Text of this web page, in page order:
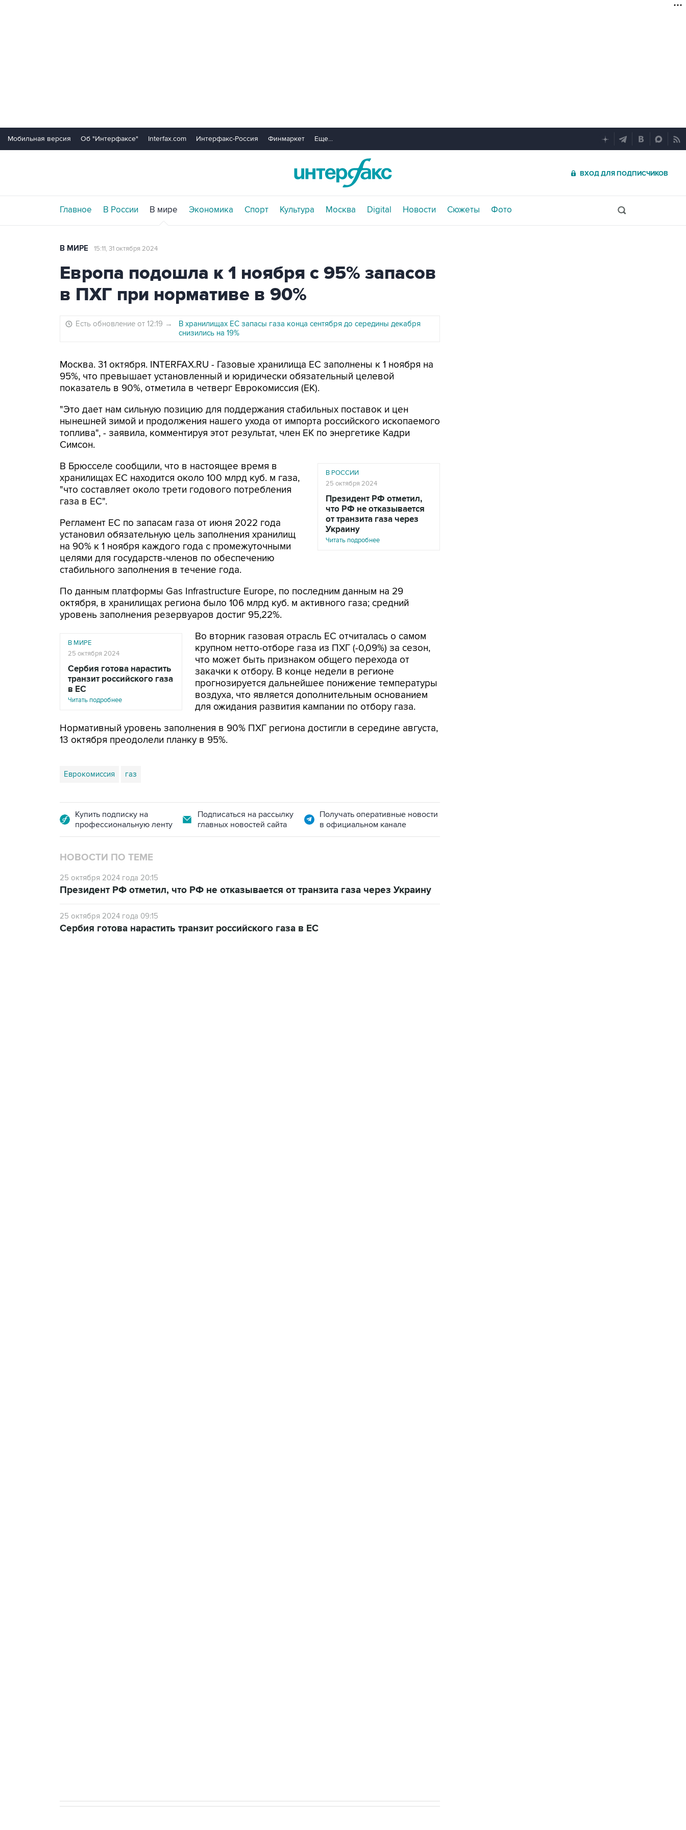
Мобильная версия Об "Интерфаксе" Interfax.com Интерфакс-Россия Финмаркет Еще...
ВХОД ДЛЯ ПОДПИСЧИКОВ
Главное В России В мире Экономика Спорт Культура Москва Digital Новости Сюжеты Фото
В МИРЕ 15:11, 31 октября 2024
Европа подошла к 1 ноября с 95% запасов
в ПХГ при нормативе в 90%
Есть обновление от 12:19 →
В хранилищах ЕС запасы газа конца сентября до середины декабря
снизились на 19%
Москва. 31 октября. INTERFAX.RU - Газовые хранилища ЕС заполнены к 1 ноября на
95%, что превышает установленный и юридически обязательный целевой
показатель в 90%, отметила в четверг Еврокомиссия (ЕК).
"Это дает нам сильную позицию для поддержания стабильных поставок и цен
нынешней зимой и продолжения нашего ухода от импорта российского ископаемого
топлива", - заявила, комментируя этот результат, член ЕК по энергетике Кадри
Симсон.
В РОССИИ
25 октября 2024
Президент РФ отметил,
что РФ не отказывается
от транзита газа через
Украину
Читать подробнее
В Брюсселе сообщили, что в настоящее время в
хранилищах ЕС находится около 100 млрд куб. м газа,
"что составляет около трети годового потребления
газа в ЕС".
Регламент ЕС по запасам газа от июня 2022 года
установил обязательную цель заполнения хранилищ
на 90% к 1 ноября каждого года с промежуточными
целями для государств-членов по обеспечению
стабильного заполнения в течение года.
По данным платформы Gas Infrastructure Europe, по последним данным на 29
октября, в хранилищах региона было 106 млрд куб. м активного газа; средний
уровень заполнения резервуаров достиг 95,22%.
В МИРЕ
25 октября 2024
Сербия готова нарастить
транзит российского газа
в ЕС
Читать подробнее
Во вторник газовая отрасль ЕС отчиталась о самом
крупном нетто-отборе газа из ПХГ (-0,09%) за сезон,
что может быть признаком общего перехода от
закачки к отбору. В конце недели в регионе
прогнозируется дальнейшее понижение температуры
воздуха, что является дополнительным основанием
для ожидания развития кампании по отбору газа.
Нормативный уровень заполнения в 90% ПХГ региона достигли в середине августа,
13 октября преодолели планку в 95%.
Еврокомиссия газ
Купить подписку на
профессиональную ленту
Подписаться на рассылку
главных новостей сайта
Получать оперативные новости
в официальном канале
НОВОСТИ ПО ТЕМЕ
25 октября 2024 года 20:15
Президент РФ отметил, что РФ не отказывается от транзита газа через Украину
25 октября 2024 года 09:15
Сербия готова нарастить транзит российского газа в ЕС